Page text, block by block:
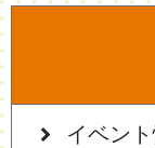
イベン